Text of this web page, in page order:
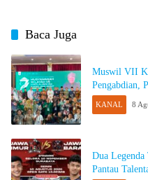
Baca Juga
Muswil VII
Pengabdian,
KANAL 8
Dua Legenda
Pantau